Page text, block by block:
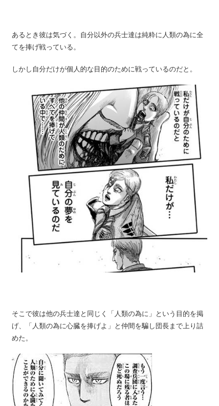
あるとき彼は気づく。自分以外の兵士達は純粋に人類の為に全
てを捧げ戦っている。
しかし自分だけが個人的な目的のために戦っているのだと。
そこで彼は他の兵士達と同じく「人類の為に」という目的を掲
げ、「人類の為に心臓を捧げよ」と仲間を騙し団長まで上り詰
めた。